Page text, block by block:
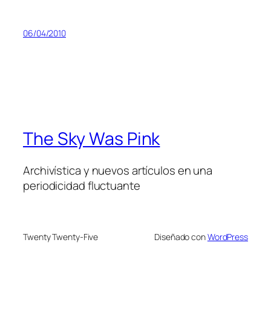
06/04/2010
The Sky Was Pink
Archivística y nuevos artículos en una
periodicidad fluctuante
Twenty Twenty-Five Diseñado conWordPress